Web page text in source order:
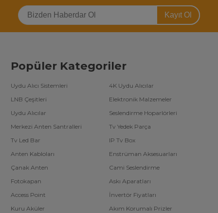
Kayıt Ol
Popüler Kategoriler
Uydu Alıcı Sistemleri
4K Uydu Alıcılar
LNB Çeşitleri
Elektronik Malzemeler
Uydu Alıcılar
Seslendirme Hoparlörleri
Merkezi Anten Santralleri
Tv Yedek Parça
Tv Led Bar
IP Tv Box
Anten Kabloları
Enstrüman Aksesuarları
Çanak Anten
Cami Seslendirme
Fotokapan
Askı Aparatları
Access Point
İnvertör Fiyatları
Kuru Aküler
Akım Korumalı Prizler